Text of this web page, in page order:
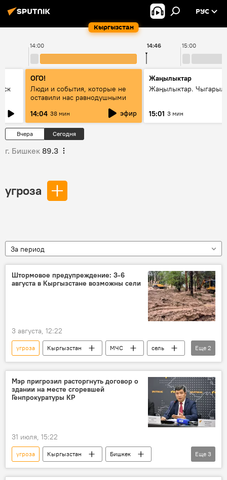
Кыргызстан
РУС
14:00 15:00
14:46
ОГО!
Люди и события, которые не
оставили нас равнодушными
14:04 38 мин эфир
Жаңылыктар
Жаңылыктар.
15:01 3 мин
Вчера Сегодня
г. Бишкек 89.3
угроза
За период
Штормовое предупреждение: 3-6
августа в Кыргызстане возможны сели
3 августа, 12:22
угроза Кыргызстан МЧС
сель
штормовое предупреждение
риски
Еще 2
Мэр пригрозил расторгнуть договор о
здании на месте сгоревшей
Генпрокуратуры КР
31 июля, 15:22
угроза Кыргызстан
Бишкек
мэр
Айбек Джунушалиев
стройка
Еще 3